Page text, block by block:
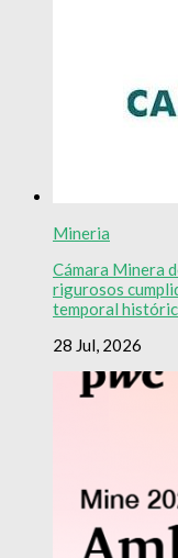
Mineria
Cámara Minera
rigurosos
temporal
28 Jul, 2026